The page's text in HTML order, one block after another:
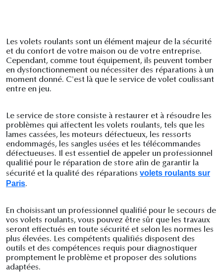
Les volets roulants sont un élément majeur de la sécurité
et du confort de votre maison ou de votre entreprise.
Cependant, comme tout équipement, ils peuvent tomber
en dysfonctionnement ou nécessiter des réparations à un
moment donné. C'est là que le service de volet coulissant
entre en jeu.
Le service de store consiste à restaurer et à résoudre les
problèmes qui affectent les volets roulants, tels que les
lames cassées, les moteurs défectueux, les ressorts
endommagés, les sangles usées et les télécommandes
défectueuses. Il est essentiel de appeler un professionnel
qualifié pour le réparation de store afin de garantir la
sécurité et la qualité des réparations volets roulants sur
Paris.
En choisissant un professionnel qualifié pour le secours de
vos volets roulants, vous pouvez être sûr que les travaux
seront effectués en toute sécurité et selon les normes les
plus élevées. Les compétents qualifiés disposent des
outils et des compétences requis pour diagnostiquer
promptement le problème et proposer des solutions
adaptées.